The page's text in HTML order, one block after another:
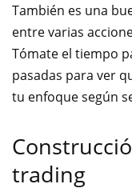
También es una
entre varias
Tómate el tiempo
pasadas para ver
tu enfoque según
trading